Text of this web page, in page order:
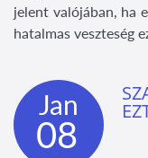
jelent valójában, ha
hatalmas veszteség
Jan
08